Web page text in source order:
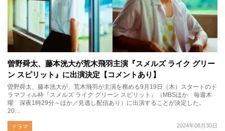
曽野舜太、藤本洸大が荒木飛羽主演『スメルズ ライク グリー
ン スピリット』に出演決定【コメントあり】
曽野舜太、藤本洸大が、荒木飛羽が主演を務める9月19日（木）スタートのド
ラマフィル枠『スメルズ ライク グリーン スピリット』（MBSほか 毎週木
曜 深夜1時29分～ほか／見逃し配信あり）に出演することが決定した。
20…
2024年08月30日
ドラマ